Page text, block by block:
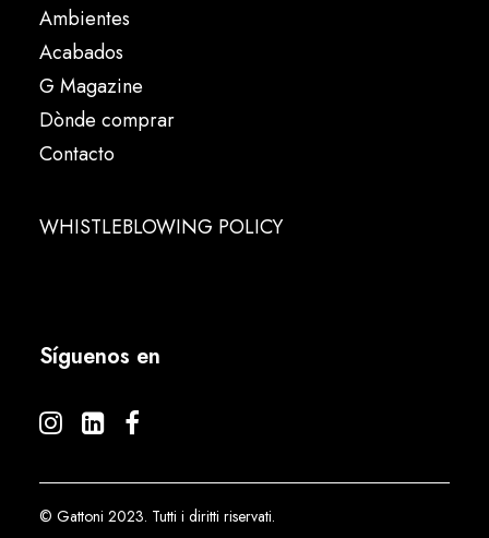
Ambientes
Acabados
G Magazine
Dònde comprar
Contacto
WHISTLEBLOWING POLICY
Síguenos en
© Gattoni 2023. Tutti i diritti riservati.